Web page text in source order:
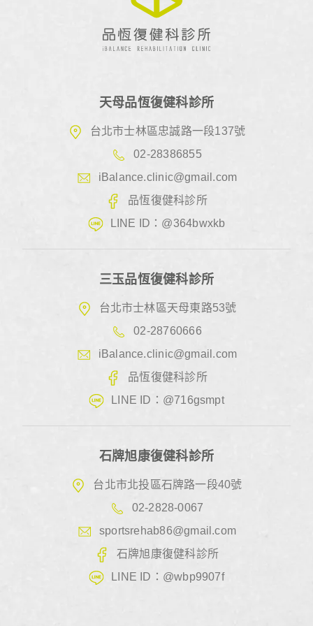
天母品恆復健科診所
台北市士林區忠誠路一段137號
02-28386855
iBalance.clinic@gmail.com
品恆復健科診所
LINE ID：@364bwxkb
三玉品恆復健科診所
台北市士林區天母東路53號
02-28760666
iBalance.clinic@gmail.com
品恆復健科診所
LINE ID：@716gsmpt
石牌旭康復健科診所
台北市北投區石牌路一段40號
02-2828-0067
sportsrehab86@gmail.com
石牌旭康復健科診所
LINE ID：@wbp9907f